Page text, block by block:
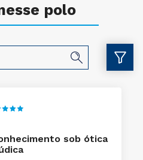
polo
sob ótica